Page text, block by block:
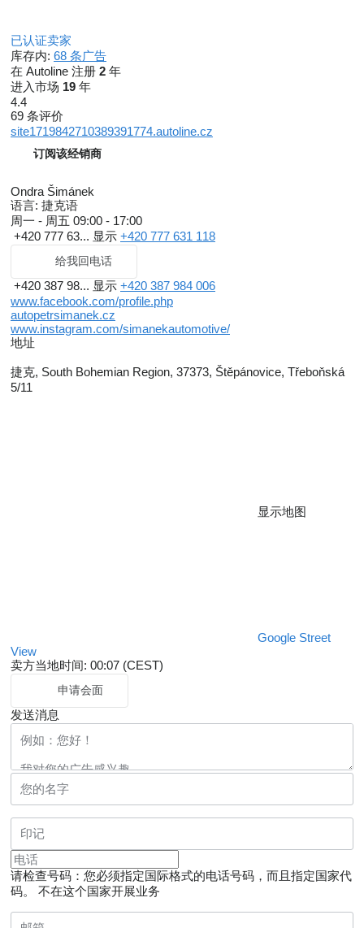
已认证卖家
库存内: 68 条广告
在 Autoline 注册 2 年
进入市场 19 年
4.4
69 条评价
site1719842710389391774.autoline.cz
订阅该经销商
Ondra Šimánek
语言: 捷克语
周一 - 周五 09:00 - 17:00
+420 777 63... 显示 +420 777 631 118
给我回电话
+420 387 98... 显示 +420 387 984 006
www.facebook.com/profile.php
autopetrsimanek.cz
www.instagram.com/simanekautomotive/
地址
捷克, South Bohemian Region, 37373, Štěpánovice, Třeboňská
5/11
显示地图
Google Street
View
卖方当地时间: 00:07 (CEST)
申请会面
发送消息
请检查号码：您必须指定国际格式的电话号码，而且指定国家代
码。
不在这个国家开展业务